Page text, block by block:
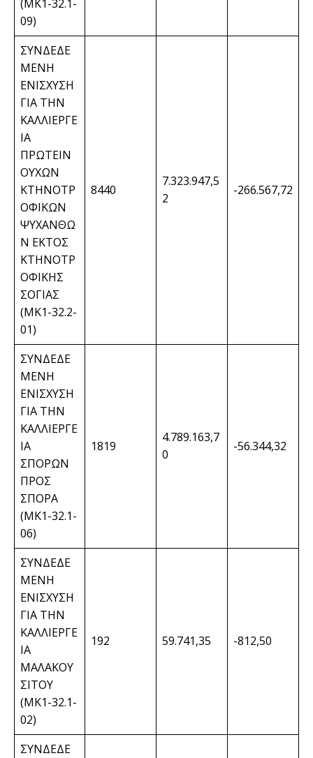
(ΜΚ1-32.1-
09)
ΣΥΝΔΕΔΕ
ΜΕΝΗ
ΕΝΙΣΧΥΣΗ
ΓΙΑ ΤΗΝ
ΚΑΛΛΙΕΡΓΕ
ΙΑ
ΠΡΩΤΕΙΝ
ΟΥΧΩΝ
ΚΤΗΝΟΤΡ
ΟΦΙΚΩΝ
ΨΥΧΑΝΘΩ
Ν ΕΚΤΟΣ
ΚΤΗΝΟΤΡ
ΟΦΙΚΗΣ
ΣΟΓΙΑΣ
(ΜΚ1-32.2-
01)
8440
7.323.947,5
2
-266.567,72
ΣΥΝΔΕΔΕ
ΜΕΝΗ
ΕΝΙΣΧΥΣΗ
ΓΙΑ ΤΗΝ
ΚΑΛΛΙΕΡΓΕ
ΙΑ
ΣΠΟΡΩΝ
ΠΡΟΣ
ΣΠΟΡΑ
(ΜΚ1-32.1-
06)
1819
4.789.163,7
0
-56.344,32
ΣΥΝΔΕΔΕ
ΜΕΝΗ
ΕΝΙΣΧΥΣΗ
ΓΙΑ ΤΗΝ
ΚΑΛΛΙΕΡΓΕ
ΙΑ
ΜΑΛΑΚΟΥ
ΣΙΤΟΥ
(ΜΚ1-32.1-
02)
192 59.741,35 -812,50
ΣΥΝΔΕΔΕ